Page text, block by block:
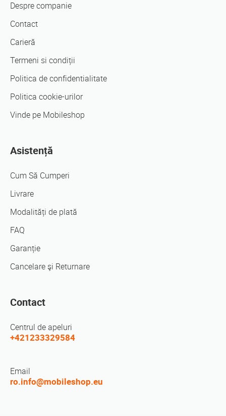
Despre companie
Contact
Carieră
Termeni si condiții
Politica de confidentialitate
Politica cookie-urilor
Vinde pe Mobileshop
Asistență
Cum Să Cumperi
Livrare
Modalități de plată
FAQ
Garanție
Cancelare şi Returnare
Contact
Centrul de apeluri
+421233329584
Email
ro.info@mobileshop.eu